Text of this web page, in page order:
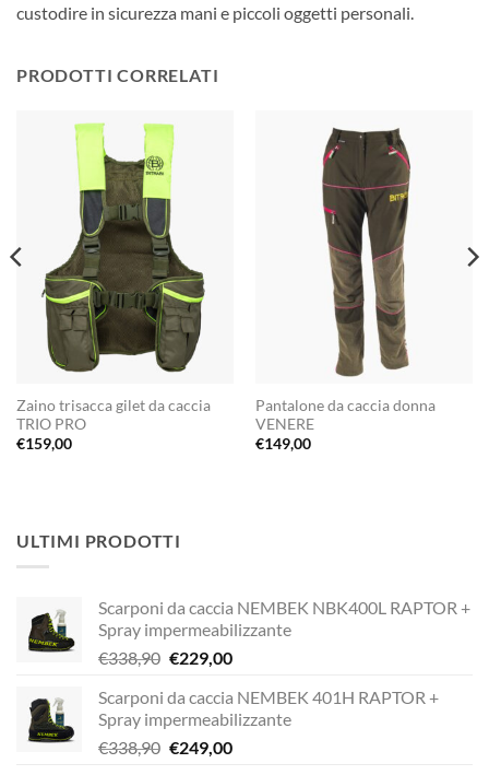
custodire in sicurezza mani e piccoli oggetti personali.
PRODOTTI CORRELATI
Zaino trisacca gilet da caccia
TRIO PRO
€159,00
Pantalone da caccia donna
VENERE
€149,00
ULTIMI PRODOTTI
Scarponi da caccia NEMBEK NBK400L RAPTOR +
Spray impermeabilizzante
€338,90 Il
originale
era:
€338,90.
€229,00Il
attuale
è:
€229,00.
Scarponi da caccia NEMBEK 401H RAPTOR +
Spray impermeabilizzante
€338,90 Il
€249,00Il